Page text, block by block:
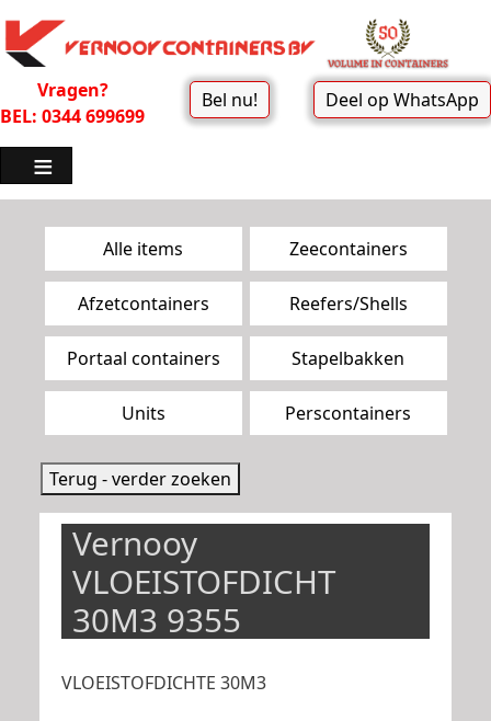
Vragen?
BEL: 0344 699699
Bel nu! Deel op WhatsApp
Zoekpagina menu
Alle items Zeecontainers
Afzetcontainers Reefers/Shells
Portaal containers Stapelbakken
Units Perscontainers
Terug - verder zoeken
Vernooy
VLOEISTOFDICHT
30M3 9355
VLOEISTOFDICHTE 30M3